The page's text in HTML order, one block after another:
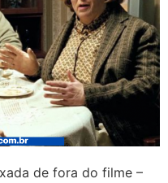
de fora do filme –